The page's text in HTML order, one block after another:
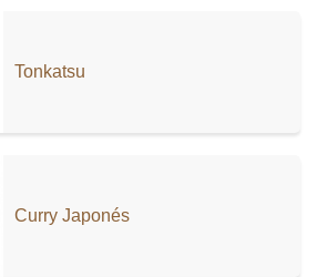
Tonkatsu
Curry Japonés